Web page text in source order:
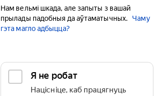
Нам вельмі шкада, але запыты з вашай
прылады падобныя да аўтаматычных.
Чаму
гэта магло адбыцца?
Я не робат
Націсніце, каб працягнуць